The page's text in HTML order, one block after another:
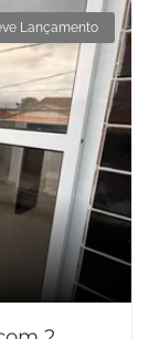
Lançamento